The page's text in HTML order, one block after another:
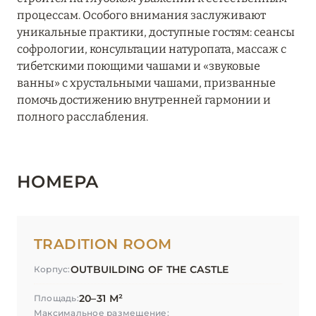
процессам. Особого внимания заслуживают
уникальные практики, доступные гостям: сеансы
софрологии, консультации натуропата, массаж с
тибетскими поющими чашами и «звуковые
ванны» с хрустальными чашами, призванные
помочь достижению внутренней гармонии и
полного расслабления.
НОМЕРА
TRADITION ROOM
Корпус:OUTBUILDING OF THE CASTLE
Площадь:20–31 М²
Максимальное размещение: